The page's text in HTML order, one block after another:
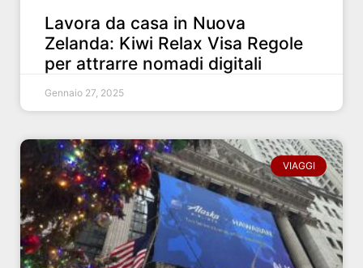
Lavora da casa in Nuova
Zelanda: Kiwi Relax Visa Regole
per attrarre nomadi digitali
Gennaio 27, 2025
VIAGGI